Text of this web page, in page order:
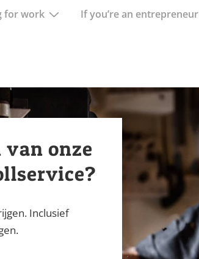
for work If you’re an entrepreneur
van onze
Inclusief